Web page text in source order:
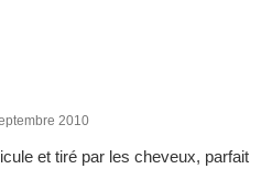
2010
et tiré par les cheveux, parfait